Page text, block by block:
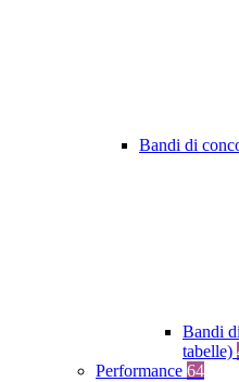
Bandi di
Bandi
tabelle)
Performance 64